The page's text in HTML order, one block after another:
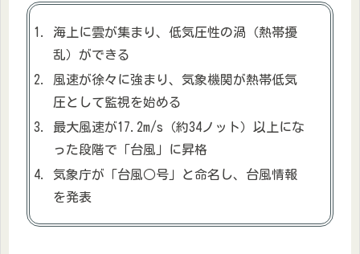
海上に雲が集まり、低気圧性の渦（熱帯擾
乱）ができる
風速が徐々に強まり、気象機関が熱帯低気
圧として監視を始める
最大風速が17.2m/s（約34ノット）以上にな
った段階で「台風」に昇格
気象庁が「台風○号」と命名し、台風情報
を発表